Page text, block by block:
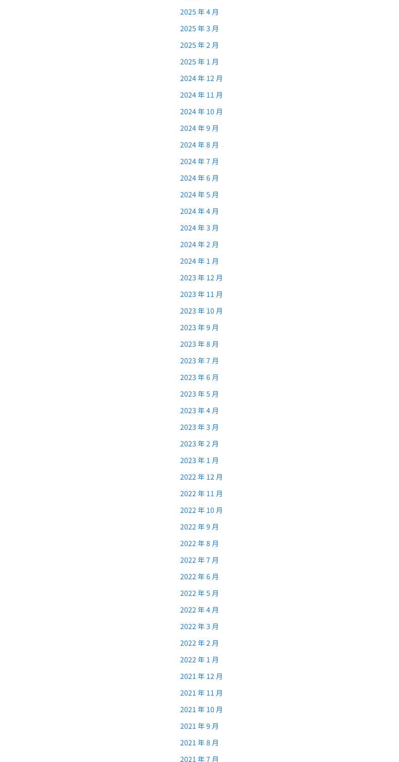
2025 年 4 月
2025 年 3 月
2025 年 2 月
2025 年 1 月
2024 年 12 月
2024 年 11 月
2024 年 10 月
2024 年 9 月
2024 年 8 月
2024 年 7 月
2024 年 6 月
2024 年 5 月
2024 年 4 月
2024 年 3 月
2024 年 2 月
2024 年 1 月
2023 年 12 月
2023 年 11 月
2023 年 10 月
2023 年 9 月
2023 年 8 月
2023 年 7 月
2023 年 6 月
2023 年 5 月
2023 年 4 月
2023 年 3 月
2023 年 2 月
2023 年 1 月
2022 年 12 月
2022 年 11 月
2022 年 10 月
2022 年 9 月
2022 年 8 月
2022 年 7 月
2022 年 6 月
2022 年 5 月
2022 年 4 月
2022 年 3 月
2022 年 2 月
2022 年 1 月
2021 年 12 月
2021 年 11 月
2021 年 10 月
2021 年 9 月
2021 年 8 月
2021 年 7 月